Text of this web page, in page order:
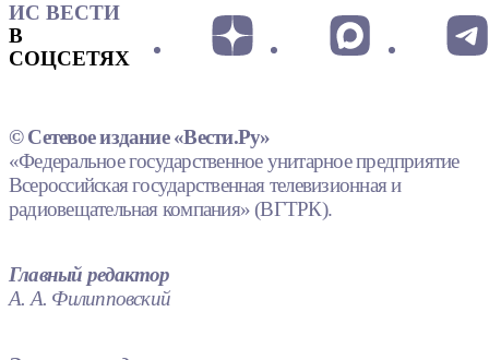
ИС ВЕСТИ
В
СОЦСЕТЯХ
© Сетевое издание «Вести.Ру»
«Федеральное государственное унитарное предприятие
Всероссийская государственная телевизионная и
радиовещательная компания» (ВГТРК).
Главный редактор
А. А. Филипповский